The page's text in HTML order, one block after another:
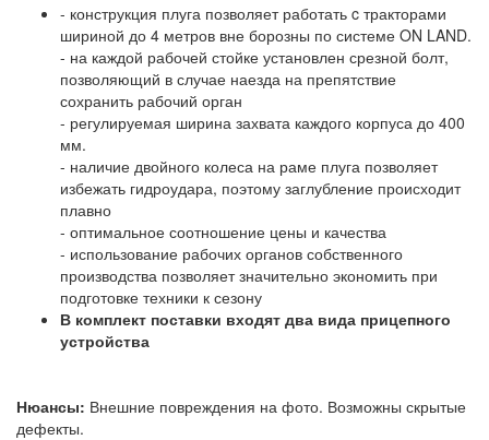
- конструкция плуга позволяет работать c тракторами
шириной до 4 метров вне борозны по системе ON LAND.
- на каждой рабочей стойке установлен срезной болт,
позволяющий в случае наезда на препятствие
сохранить рабочий орган
- регулируемая ширина захвата каждого корпуса до 400
мм.
- наличие двойного колеса на раме плуга позволяет
избежать гидроудара, поэтому заглубление происходит
плавно
- оптимальное соотношение цены и качества
- использование рабочих органов собственного
производства позволяет значительно экономить при
подготовке техники к сезону
В комплект поставки входят два вида прицепного
устройства
Нюансы: Внешние повреждения на фото. Возможны скрытые
дефекты.